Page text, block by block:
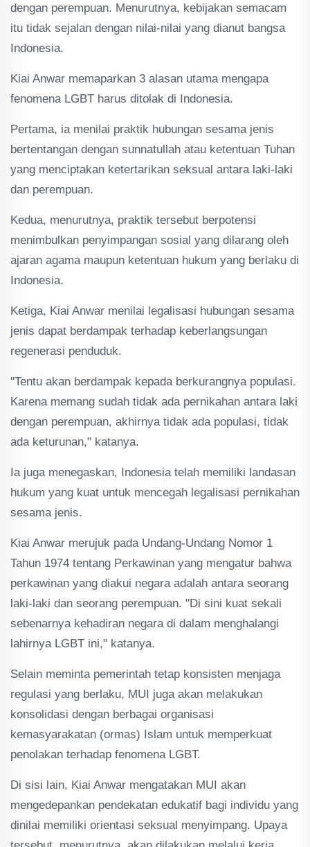
dengan perempuan. Menurutnya, kebijakan semacam
itu tidak sejalan dengan nilai-nilai yang dianut bangsa
Indonesia.
Kiai Anwar memaparkan 3 alasan utama mengapa
fenomena LGBT harus ditolak di Indonesia.
Pertama, ia menilai praktik hubungan sesama jenis
bertentangan dengan sunnatullah atau ketentuan Tuhan
yang menciptakan ketertarikan seksual antara laki-laki
dan perempuan.
Kedua, menurutnya, praktik tersebut berpotensi
menimbulkan penyimpangan sosial yang dilarang oleh
ajaran agama maupun ketentuan hukum yang berlaku di
Indonesia.
Ketiga, Kiai Anwar menilai legalisasi hubungan sesama
jenis dapat berdampak terhadap keberlangsungan
regenerasi penduduk.
"Tentu akan berdampak kepada berkurangnya populasi.
Karena memang sudah tidak ada pernikahan antara laki
dengan perempuan, akhirnya tidak ada populasi, tidak
ada keturunan," katanya.
Ia juga menegaskan, Indonesia telah memiliki landasan
hukum yang kuat untuk mencegah legalisasi pernikahan
sesama jenis.
Kiai Anwar merujuk pada Undang-Undang Nomor 1
Tahun 1974 tentang Perkawinan yang mengatur bahwa
perkawinan yang diakui negara adalah antara seorang
laki-laki dan seorang perempuan. "Di sini kuat sekali
sebenarnya kehadiran negara di dalam menghalangi
lahirnya LGBT ini," katanya.
Selain meminta pemerintah tetap konsisten menjaga
regulasi yang berlaku, MUI juga akan melakukan
konsolidasi dengan berbagai organisasi
kemasyarakatan (ormas) Islam untuk memperkuat
penolakan terhadap fenomena LGBT.
Di sisi lain, Kiai Anwar mengatakan MUI akan
mengedepankan pendekatan edukatif bagi individu yang
dinilai memiliki orientasi seksual menyimpang. Upaya